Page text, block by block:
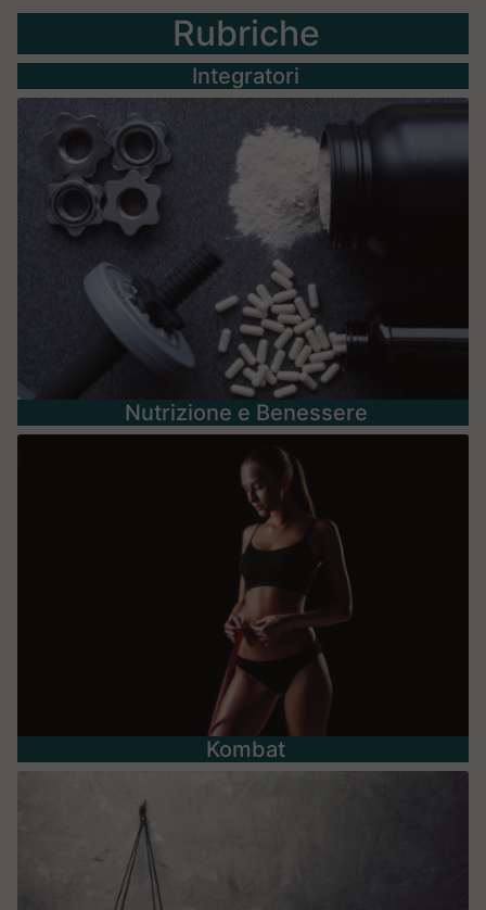
Rubriche
Integratori
Nutrizione e Benessere
Kombat